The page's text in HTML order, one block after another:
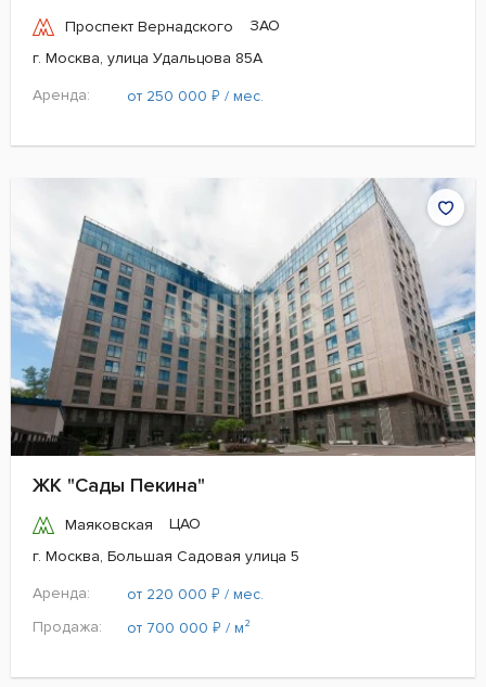
Проспект Вернадского
ЗАО
г. Москва, улица Удальцова 85А
Аренда:
от 250 000 ₽ / мес.
ЖК "Сады Пекина"
Маяковская
ЦАО
г. Москва, Большая Садовая улица 5
Аренда:
от 220 000 ₽ / мес.
Продажа:
от 700 000 ₽ / м²